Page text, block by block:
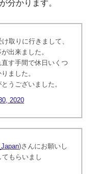
分かります。
取りに行きまして、
出来ました。
す手間で休日いくつ
ました。
うございました。
2020
)さんにお願いし
もらいまし